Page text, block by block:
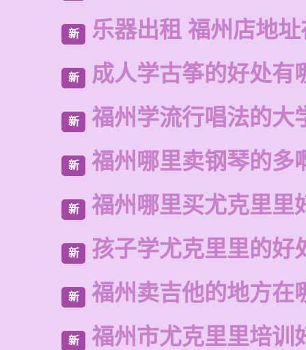
新 乐器出租 福州店地
新 成人学古筝的好处有
新 福州学流行唱法的大
新 福州哪里卖钢琴的多
新 福州哪里买尤克里里
新 孩子学尤克里里的好
新 福州卖吉他的地方在
新 福州市尤克里里培训